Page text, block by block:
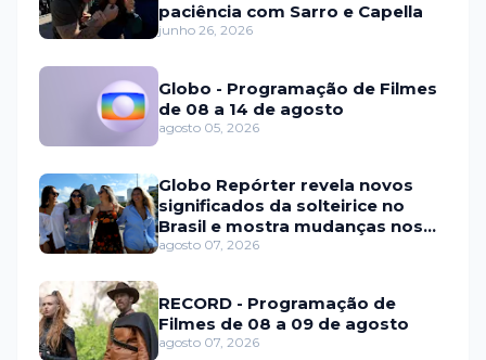
paciência com Sarro e Capella
junho 26, 2026
Globo - Programação de Filmes
de 08 a 14 de agosto
agosto 05, 2026
Globo Repórter revela novos
significados da solteirice no
Brasil e mostra mudanças nos
relacionamentos
agosto 07, 2026
RECORD - Programação de
Filmes de 08 a 09 de agosto
agosto 07, 2026